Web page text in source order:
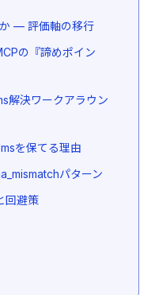
— 評価軸の移行
の『諦めポイン
決ワークアラウン
を保てる理由
パターン
回避策